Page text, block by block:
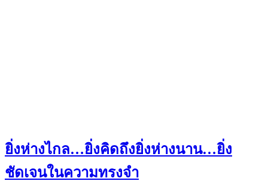
ยิ่งห่างไกล…ยิ่งคิดถึงยิ่งห่างนาน…ยิ่ง
ชัดเจนในความทรงจำ